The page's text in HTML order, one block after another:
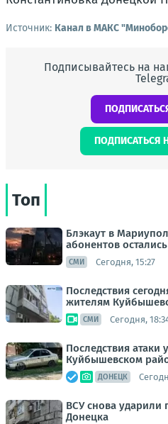
Источник: Канал в МАКС
Подписывайтесь на
ПОДПИСАТЬСЯ
Топ
Блэкаут в
абонентов
СМИ Сегодня, 15:27
Последствия
жителям
СМИ Сегодня,
Последствия атаки
Куйбышевском
ДОНЕЦК
ВСУ снова
Донецка